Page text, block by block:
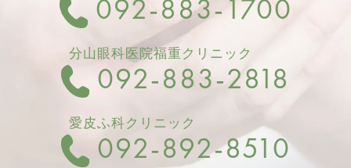
092‐883-1700
分山眼科医院福重クリニック
092-883-2818
愛皮ふ科クリニック
092-892-8510